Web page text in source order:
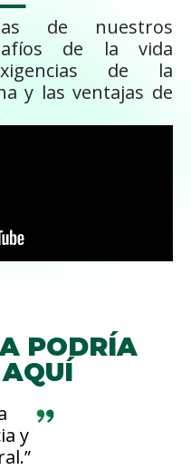
de nuestros
de la vida
de la
y las ventajas de
PODRÍA
y